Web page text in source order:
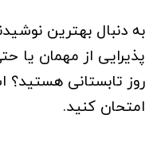
به دنبال بهترین
پذیرایی از مهمان یا
روز تابستانی هستید؟
امتحان کنید.